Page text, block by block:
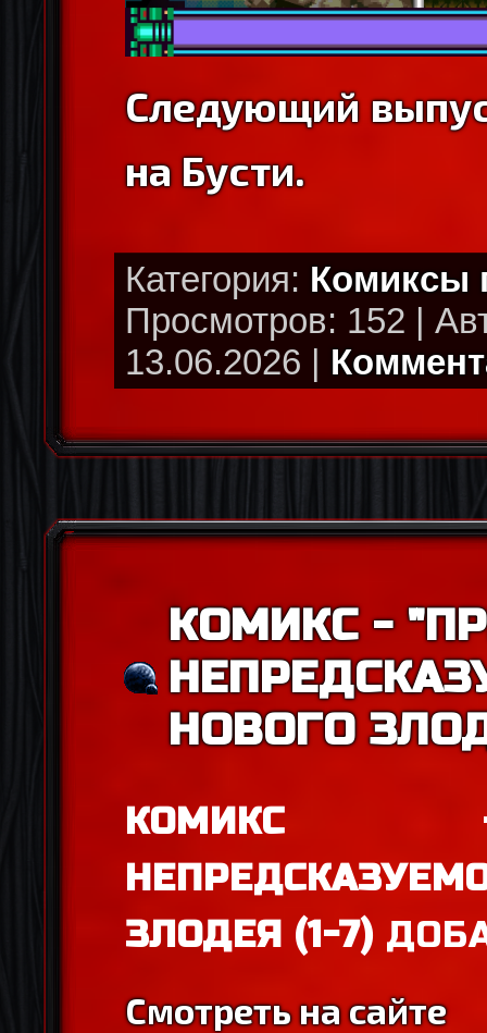
Следующий
на Бусти.
Категория:
Просмотров: 152 |
13.06.2026 |
КОМИКС -
НОВОГО
КОМИКС -
ЗЛОДЕЯ (1-7)
Смотреть на сайте